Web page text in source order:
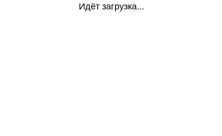
Идёт загрузка...